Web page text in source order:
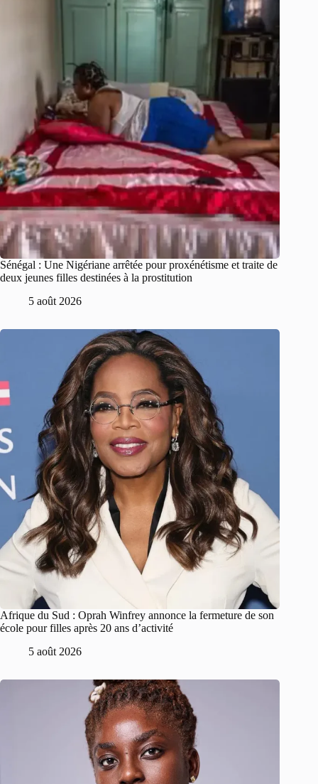
Sénégal : Une Nigériane arrêtée pour proxénétisme et traite de
deux jeunes filles destinées à la prostitution
5 août 2026
Afrique du Sud : Oprah Winfrey annonce la fermeture de son
école pour filles après 20 ans d’activité
5 août 2026